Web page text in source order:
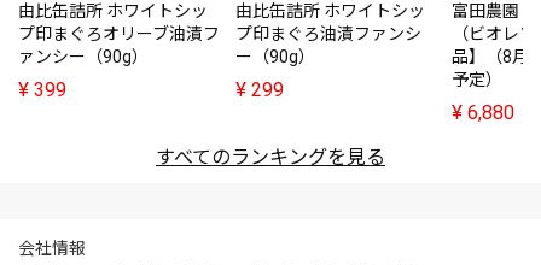
由比缶詰所 ホワイトシッ
プ印まぐろオリーブ油漬フ
ァンシー（90g）
¥ 399
由比缶詰所 ホワイトシッ
プ印まぐろ油漬ファンシ
ー（90g）
¥ 299
富田農園
（ビオレ
品】（8月
予定）
¥ 6,880
すべてのランキングを見る
会社情報